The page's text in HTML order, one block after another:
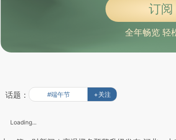
订阅
全年畅览 轻
话题： #端午节 +关注
Loading...